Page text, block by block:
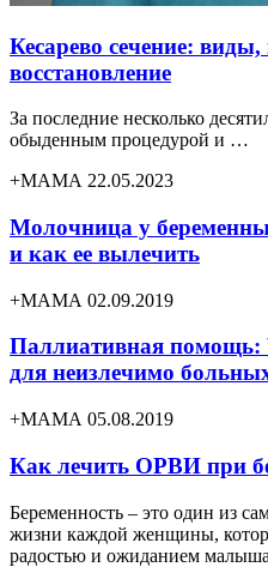
Кесарево сечение:
восстановление
За последние несколько
обыденным процедурой и …
+МАМА 22.05.2023
Молочница у
и как ее вылечить
+МАМА 02.09.2019
Паллиативная помощь:
для неизлечимо
+МАМА 05.08.2019
Как лечить ОРВИ при
Беременность – это один из
жизни каждой женщины,
радостью и ожиданием